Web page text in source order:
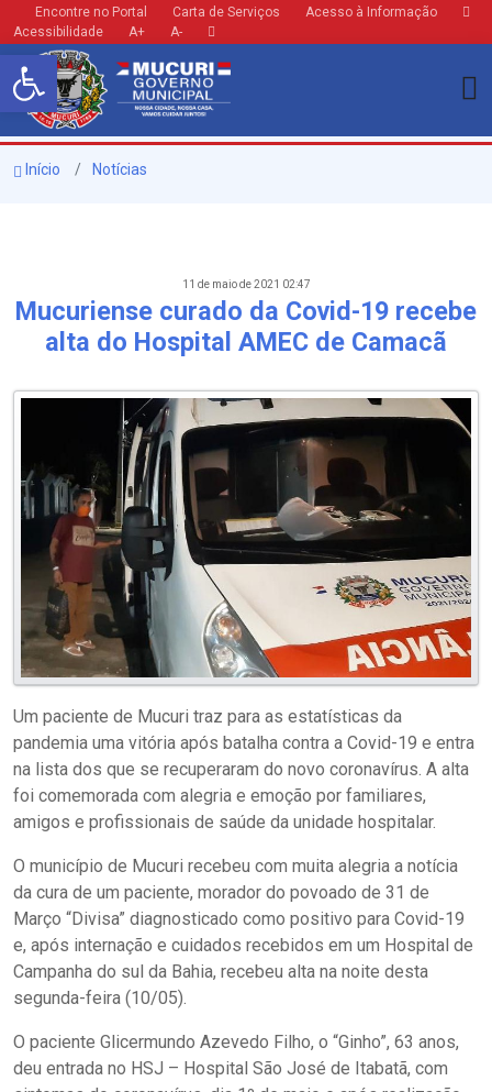
Barra de Ferramentas Aberta
Encontre no Portal Carta de Serviços
Acesso à Informação
Acessibilidade
A+ A-
Início Notícias
11 de maio de 2021 02:47
Mucuriense curado da Covid-19 recebe
alta do Hospital AMEC de Camacã
Um paciente de Mucuri traz para as estatísticas da
pandemia uma vitória após batalha contra a Covid-19 e entra
na lista dos que se recuperaram do novo coronavírus. A alta
foi comemorada com alegria e emoção por familiares,
amigos e profissionais de saúde da unidade hospitalar.
O município de Mucuri recebeu com muita alegria a notícia
da cura de um paciente, morador do povoado de 31 de
Março “Divisa” diagnosticado como positivo para Covid-19
e, após internação e cuidados recebidos em um Hospital de
Campanha do sul da Bahia, recebeu alta na noite desta
segunda-feira (10/05).
O paciente Glicermundo Azevedo Filho, o “Ginho”, 63 anos,
deu entrada no HSJ – Hospital São José de Itabatã, com